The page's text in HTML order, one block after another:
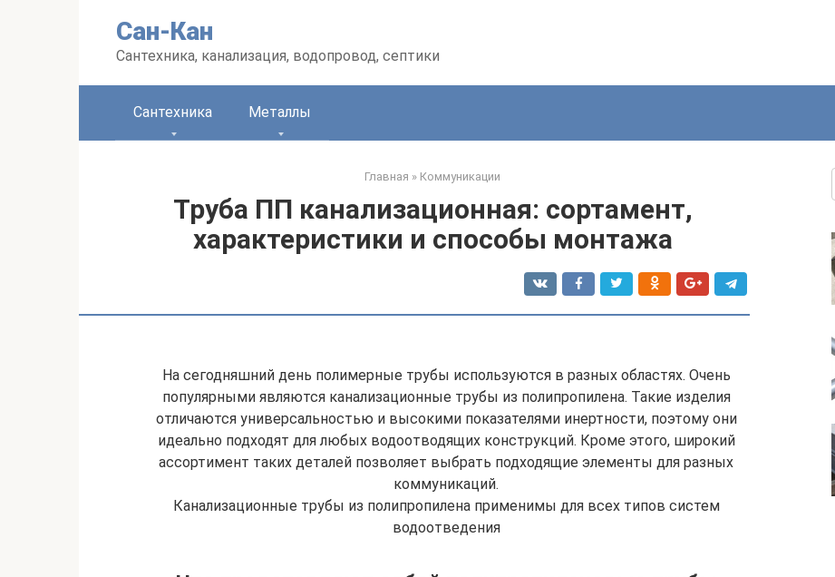
Сан-Кан
Сантехника, канализация, водопровод, септики
Сантехника Металлы
Главная » Коммуникации
Труба ПП канализационная: сортамент,
характеристики и способы монтажа
На сегодняшний день полимерные трубы используются в разных областях. Очень
популярными являются канализационные трубы из полипропилена. Такие изделия
отличаются универсальностью и высокими показателями инертности, поэтому они
идеально подходят для любых водоотводящих конструкций. Кроме этого, широкий
ассортимент таких деталей позволяет выбрать подходящие элементы для разных
коммуникаций.
Канализационные трубы из полипропилена применимы для всех типов систем
водоотведения